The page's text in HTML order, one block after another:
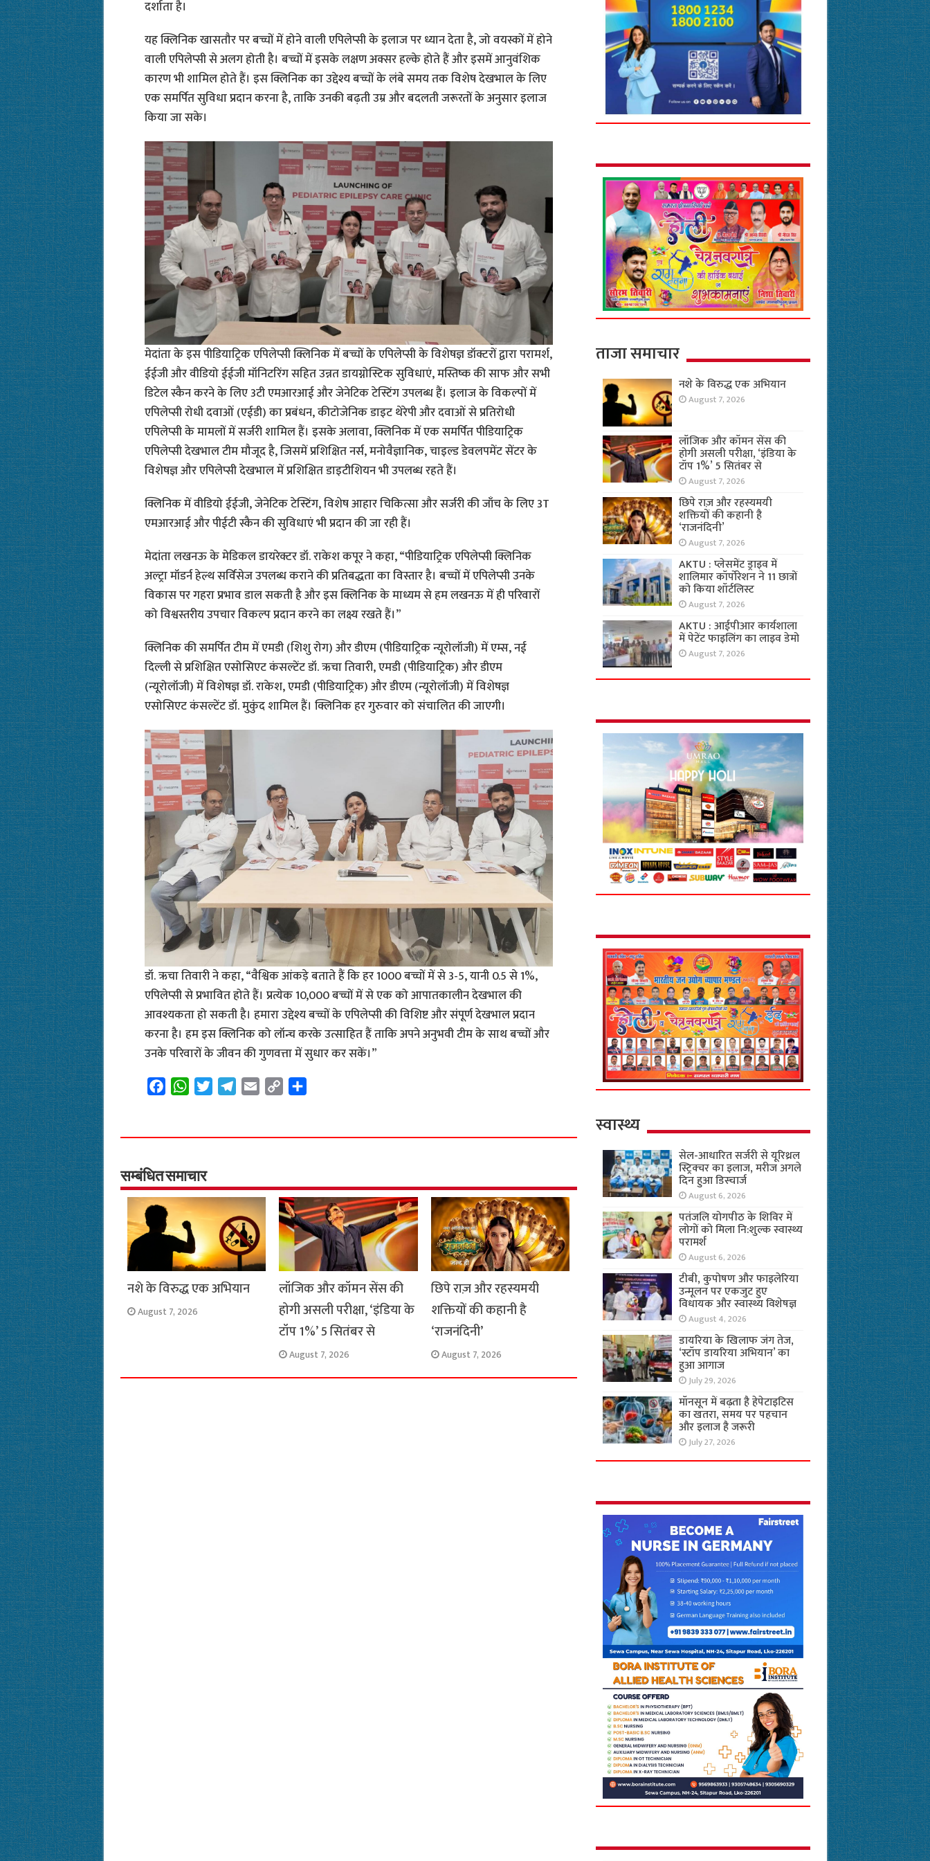
दर्शाता है।
यह क्लिनिक खासतौर पर बच्चों में होने वाली एपिलेप्सी के इलाज पर ध्यान देता है, जो वयस्कों में होने
वाली एपिलेप्सी से अलग होती है। बच्चों में इसके लक्षण अक्सर हल्के होते हैं और इसमें आनुवंशिक
कारण भी शामिल होते हैं। इस क्लिनिक का उद्देश्य बच्चों के लंबे समय तक विशेष देखभाल के लिए
एक समर्पित सुविधा प्रदान करना है, ताकि उनकी बढ़ती उम्र और बदलती जरूरतों के अनुसार इलाज
किया जा सके।
मेदांता के इस पीडियाट्रिक एपिलेप्सी क्लिनिक में बच्चों के एपिलेप्सी के विशेषज्ञ डॉक्टरों द्वारा परामर्श,
ईईजी और वीडियो ईईजी मॉनिटरिंग सहित उन्नत डायग्नोस्टिक सुविधाएं, मस्तिष्क की साफ और सभी
डिटेल स्कैन करने के लिए 3टी एमआरआई और जेनेटिक टेस्टिंग उपलब्ध हैं। इलाज के विकल्पों में
एपिलेप्सी रोधी दवाओं (एईडी) का प्रबंधन, कीटोजेनिक डाइट थेरेपी और दवाओं से प्रतिरोधी
एपिलेप्सी के मामलों में सर्जरी शामिल हैं। इसके अलावा, क्लिनिक में एक समर्पित पीडियाट्रिक
एपिलेप्सी देखभाल टीम मौजूद है, जिसमें प्रशिक्षित नर्स, मनोवैज्ञानिक, चाइल्ड डेवलपमेंट सेंटर के
विशेषज्ञ और एपिलेप्सी देखभाल में प्रशिक्षित डाइटीशियन भी उपलब्ध रहते हैं।
क्लिनिक में वीडियो ईईजी, जेनेटिक टेस्टिंग, विशेष आहार चिकित्सा और सर्जरी की जाँच के लिए 3T
एमआरआई और पीईटी स्कैन की सुविधाएं भी प्रदान की जा रही हैं।
मेदांता लखनऊ के मेडिकल डायरेक्टर डॉ. राकेश कपूर ने कहा, “पीडियाट्रिक एपिलेप्सी क्लिनिक
अल्ट्रा मॉडर्न हेल्थ सर्विसेज उपलब्ध कराने की प्रतिबद्धता का विस्तार है। बच्चों में एपिलेप्सी उनके
विकास पर गहरा प्रभाव डाल सकती है और इस क्लिनिक के माध्यम से हम लखनऊ में ही परिवारों
को विश्वस्तरीय उपचार विकल्प प्रदान करने का लक्ष्य रखते हैं।”
क्लिनिक की समर्पित टीम में एमडी (शिशु रोग) और डीएम (पीडियाट्रिक न्यूरोलॉजी) में एम्स, नई
दिल्ली से प्रशिक्षित एसोसिएट कंसल्टेंट डॉ. ऋचा तिवारी, एमडी (पीडियाट्रिक) और डीएम
(न्यूरोलॉजी) में विशेषज्ञ डॉ. राकेश, एमडी (पीडियाट्रिक) और डीएम (न्यूरोलॉजी) में विशेषज्ञ
एसोसिएट कंसल्टेंट डॉ. मुकुंद शामिल हैं। क्लिनिक हर गुरुवार को संचालित की जाएगी।
डॉ. ऋचा तिवारी ने कहा, “वैश्विक आंकड़े बताते हैं कि हर 1000 बच्चों में से 3-5, यानी 0.5 से 1%,
एपिलेप्सी से प्रभावित होते हैं। प्रत्येक 10,000 बच्चों में से एक को आपातकालीन देखभाल की
आवश्यकता हो सकती है। हमारा उद्देश्य बच्चों के एपिलेप्सी की विशिष्ट और संपूर्ण देखभाल प्रदान
करना है। हम इस क्लिनिक को लॉन्च करके उत्साहित हैं ताकि अपने अनुभवी टीम के साथ बच्चों और
उनके परिवारों के जीवन की गुणवत्ता में सुधार कर सकें।”
F
e
o
o
k
W
t
A
p
p
T
t
r
T
e
a
m
E
i
C
y
n
k
S
r
सम्बंधित समाचार
नशे के विरुद्ध एक अभियान
August 7, 2026
लॉजिक और कॉमन सेंस की
होगी असली परीक्षा, ‘इंडिया के
टॉप 1%’ 5 सितंबर से
August 7, 2026
छिपे राज़ और रहस्यमयी
शक्तियों की कहानी है
‘राजनंदिनी’
August 7, 2026
ताजा समाचार
नशे के विरुद्ध एक अभियान
August 7, 2026
लॉजिक और कॉमन सेंस की
होगी असली परीक्षा, ‘इंडिया के
टॉप 1%’ 5 सितंबर से
August 7, 2026
छिपे राज़ और रहस्यमयी
शक्तियों की कहानी है
‘राजनंदिनी’
August 7, 2026
AKTU : प्लेसमेंट ड्राइव में
शालिमार कॉर्पोरेशन ने 11 छात्रों
को किया शॉर्टलिस्ट
August 7, 2026
AKTU : आईपीआर कार्यशाला
में पेटेंट फाइलिंग का लाइव डेमो
August 7, 2026
स्वास्थ्य
सेल-आधारित सर्जरी से यूरिथ्रल
स्ट्रिक्चर का इलाज, मरीज अगले
दिन हुआ डिस्चार्ज
August 6, 2026
पतंजलि योगपीठ के शिविर में
लोगों को मिला नि:शुल्क स्वास्थ्य
परामर्श
August 6, 2026
टीबी, कुपोषण और फाइलेरिया
उन्मूलन पर एकजुट हुए
विधायक और स्वास्थ्य विशेषज्ञ
August 4, 2026
डायरिया के खिलाफ जंग तेज,
‘स्टॉप डायरिया अभियान’ का
हुआ आगाज
July 29, 2026
मॉनसून में बढ़ता है हेपेटाइटिस
का खतरा, समय पर पहचान
और इलाज है जरूरी
July 27, 2026